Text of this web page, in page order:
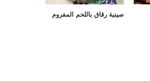
صينية رقاق باللحم المفروم